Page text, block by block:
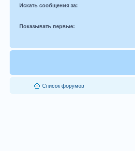
Искать сообщения за:
Показывать первые:
Список форумов